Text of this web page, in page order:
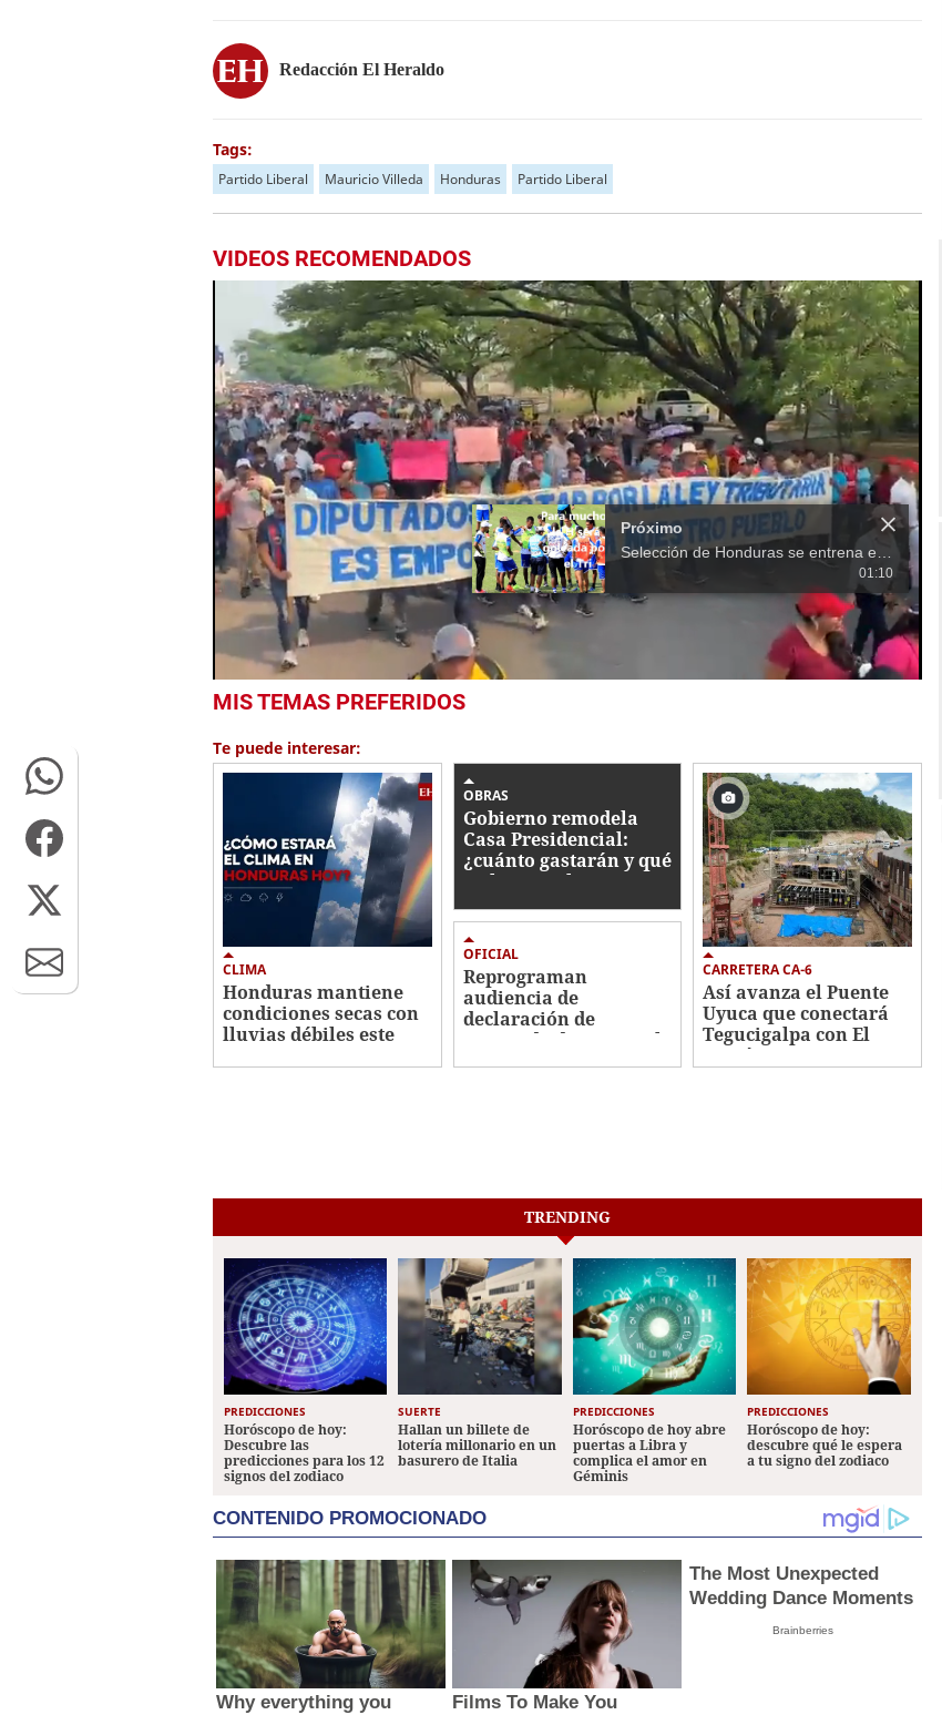
Redacción El Heraldo
Tags:
Partido Liberal Mauricio Villeda Honduras Partido Liberal
VIDEOS RECOMENDADOS
seconds
19
secondsVolume
0%
Próximo
01:10
MIS TEMAS PREFERIDOS
Te puede interesar:
CLIMA
Honduras mantiene
condiciones secas con
lluvias débiles este
OBRAS
Gobierno remodela
Casa Presidencial:
¿cuánto gastarán y qué
trabajos se hacen?
OFICIAL
Reprograman
audiencia de
declaración de
imputado de Roosevelt
Hernández
CARRETERA CA-6
Así avanza el Puente
Uyuca que conectará
Tegucigalpa con El
Paraíso
TRENDING
PREDICCIONES
Horóscopo de hoy:
Descubre las
predicciones para los 12
signos del zodiaco
SUERTE
Hallan un billete de
lotería millonario en un
basurero de Italia
PREDICCIONES
Horóscopo de hoy abre
puertas a Libra y
complica el amor en
Géminis
PREDICCIONES
Horóscopo de hoy:
descubre qué le espera
a tu signo del zodiaco
CONTENIDO PROMOCIONADO
Why everything you
Films To Make You
The Most Unexpected
Wedding Dance Moments
Brainberries